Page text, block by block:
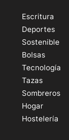
Escritura
Deportes
Sostenible
Bolsas
Tecnología
Tazas
Sombreros
Hogar
Hostelería